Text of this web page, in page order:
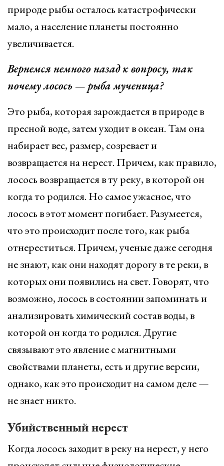
природе рыбы осталось катастрофически
мало, а население планеты постоянно
увеличивается.
Вернемся немного назад к вопросу, так
почему лосось — рыба мученица?
Это рыба, которая зарождается в природе в
пресной воде, затем уходит в океан. Там она
набирает вес, размер, созревает и
возвращается на нерест. Причем, как правило,
лосось возвращается в ту реку, в которой он
когда то родился. Но самое ужасное, что
лосось в этот момент погибает. Разумеется,
что это происходит после того, как рыба
отнереститься. Причем, ученые даже сегодня
не знают, как они находят дорогу в те реки, в
которых они появились на свет. Говорят, что
возможно, лосось в состоянии запоминать и
анализировать химический состав воды, в
которой он когда то родился. Другие
связывают это явление с магнитными
свойствами планеты, есть и другие версии,
однако, как это происходит на самом деле —
не знает никто.
Убийственный нерест
Когда лосось заходит в реку на нерест, у него